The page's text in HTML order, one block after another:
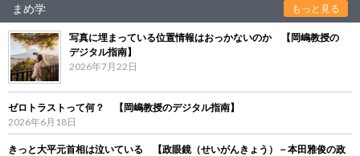
まめ学 もっと見る
写真に埋まっている位置情報はおっかないのか 【岡嶋教授の
デジタル指南】
2026年7月22日
ゼロトラストって何？ 【岡嶋教授のデジタル指南】
2026年6月18日
きっと大平元首相は泣いている 【政眼鏡（せいがんきょう）－本田雅俊の政